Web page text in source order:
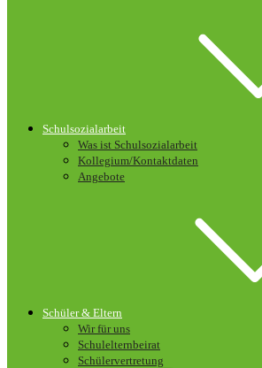
Schulsozialarbeit
Was ist Schulsozialarbeit
Kollegium/Kontaktdaten
Angebote
Schüler & Eltern
Wir für uns
Schulelternbeirat
Schülervertretung